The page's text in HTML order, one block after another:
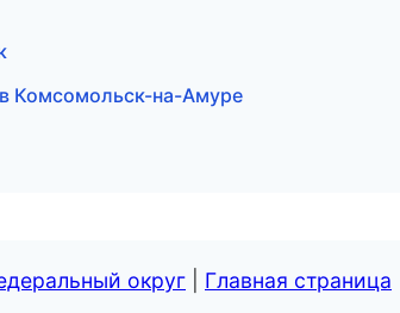
Комсомольск-на-Амуре
округ Главная страница